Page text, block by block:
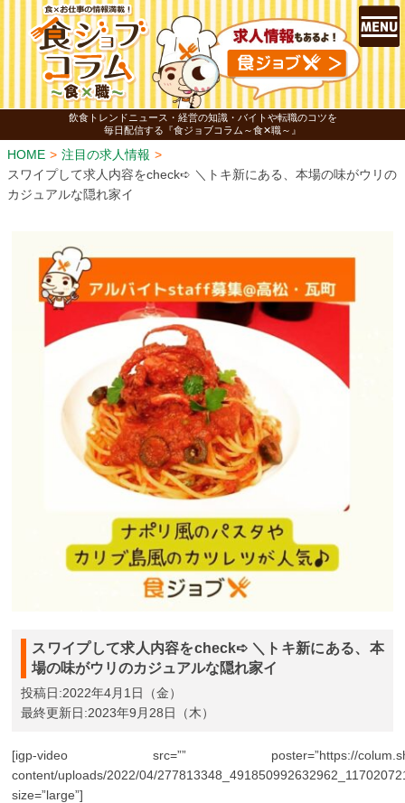
飲食トレンドニュース・経営の知識・バイトや転職のコツを
毎日配信する『食ジョブコラム～食✕職～』
HOME
注目の求人情報
スワイプして求人内容をcheck➪ ＼トキ新にある、本場の味がウリの
カジュアルな隠れ家イ
スワイプして求人内容をcheck➪ ＼トキ新にある、本
場の味がウリのカジュアルな隠れ家イ
投稿日:2022年4月1日（金）
最終更新日:2023年9月28日（木）
[igp-video src=”” poster=”https://
content/uploads/2022/04/
size=”large”]